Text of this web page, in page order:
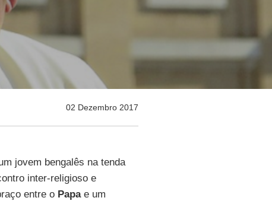
02 Dezembro 2017
jovem bengalês na tenda
inter-religioso e
entre o Papae um